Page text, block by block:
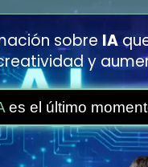
sobre IA
y
es el último